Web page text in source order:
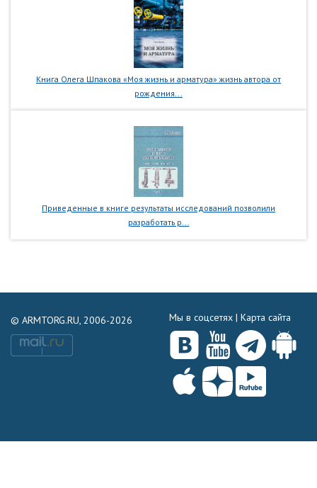
Книга Олега Шпакова «Моя жизнь и арматура» жизнь автора от
рождения...
Приведенные в книге результаты исследований позволили
разработать р...
© ARMTORG.RU, 2006-2026 Мы в соцсетях | Карта сайта